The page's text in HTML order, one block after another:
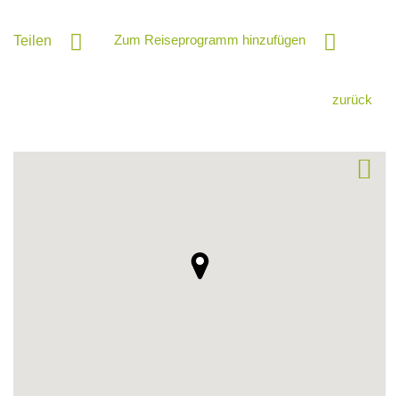
Teilen Zum Reiseprogramm hinzufügen
zurück